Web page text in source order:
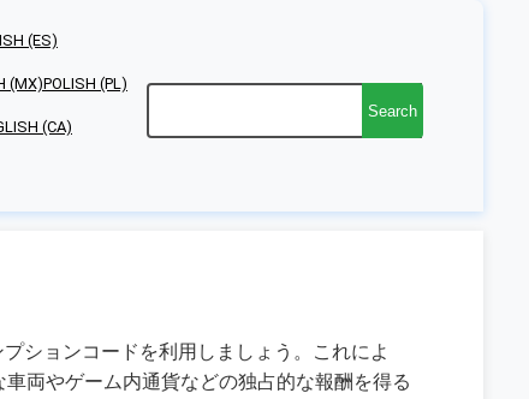
(ES)
(MX)POLISH (PL)
(CA)
Search
ションコードを利用しましょう。これによ
両やゲーム内通貨などの独占的な報酬を得る